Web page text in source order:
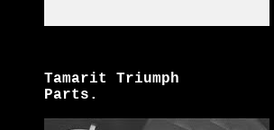
Tamarit Triumph
Parts.